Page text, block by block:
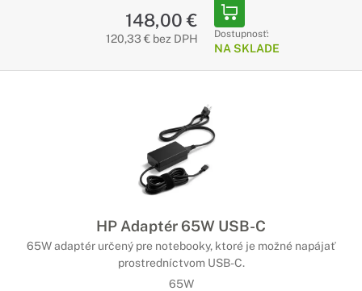
148,00 €
120,33 € bez DPH Dostupnosť:
NA SKLADE
HP Adaptér 65W USB-C
65W adaptér určený pre notebooky, ktoré je možné napájať
prostredníctvom USB-C.
65W